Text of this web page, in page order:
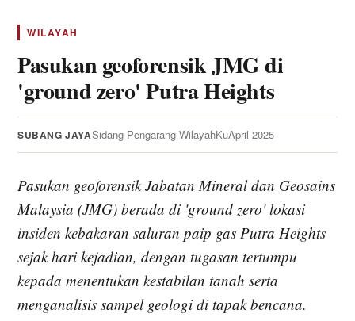
WILAYAH
Pasukan geoforensik JMG di
'ground zero' Putra Heights
SUBANG JAYASidang Pengarang WilayahKuApril 2025
Pasukan geoforensik Jabatan Mineral dan Geosains
Malaysia (JMG) berada di 'ground zero' lokasi
insiden kebakaran saluran paip gas Putra Heights
sejak hari kejadian, dengan tugasan tertumpu
kepada menentukan kestabilan tanah serta
menganalisis sampel geologi di tapak bencana.